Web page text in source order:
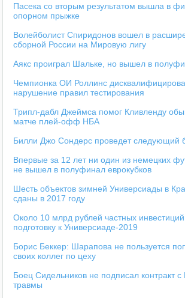
Пасека со вторым результатом вышла в
опорном прыжке
Волейболист Спиридонов вошел в
сборной России на Мировую лигу
Аякс проиграл Шальке, но вышел в
Чемпионка ОИ Роллинс
нарушение правил тестирования
Трипл-дабл Джеймса помог Кливленду
матче плей-офф НБА
Билли Джо Сондерс проведет следующий
Впервые за 12 лет ни один из немецких
не вышел в полуфинал еврокубков
Шесть объектов зимней Универсиады в
сданы в 2017 году
Около 10 млрд рублей частных
подготовку к Универсиаде-2019
Борис Беккер: Шарапова не пользуется
своих коллег по цеху
Боец Сидельников не подписал контракт с
травмы